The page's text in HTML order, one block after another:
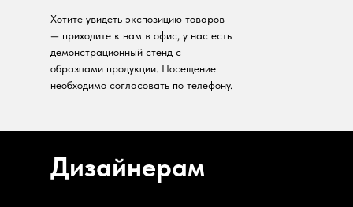
Хотите увидеть экспозицию товаров
— приходите к нам в офис, у нас есть
демонстрационный стенд с
образцами продукции. Посещение
необходимо согласовать по телефону.
Дизайнерам